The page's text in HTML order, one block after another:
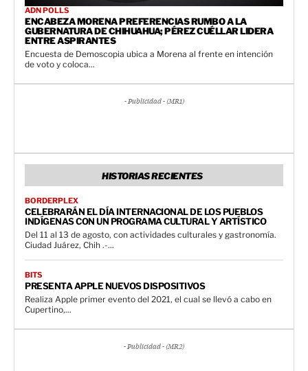
ADN POLLS
ENCABEZA MORENA PREFERENCIAS RUMBO A LA
GUBERNATURA DE CHIHUAHUA; PÉREZ CUÉLLAR LIDERA
ENTRE ASPIRANTES
Encuesta de Demoscopia ubica a Morena al frente en intención
de voto y coloca...
- Publicidad - (MR1)
HISTORIAS RECIENTES
BORDERPLEX
CELEBRARÁN EL DÍA INTERNACIONAL DE LOS PUEBLOS
INDÍGENAS CON UN PROGRAMA CULTURAL Y ARTÍSTICO
Del 11 al 13 de agosto, con actividades culturales y gastronomía.
Ciudad Juárez, Chih .-...
BITS
PRESENTA APPLE NUEVOS DISPOSITIVOS
Realiza Apple primer evento del 2021, el cual se llevó a cabo en
Cupertino,...
- Publicidad - (MR2)